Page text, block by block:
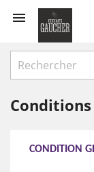

CONDITION